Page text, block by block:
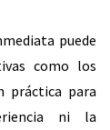
puede
como los
práctica para
ni la